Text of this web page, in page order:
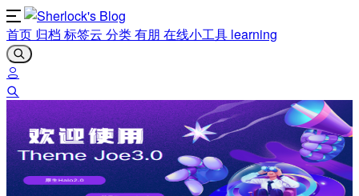
首页 归档 标签云 分类有朋 在线小工具 learning